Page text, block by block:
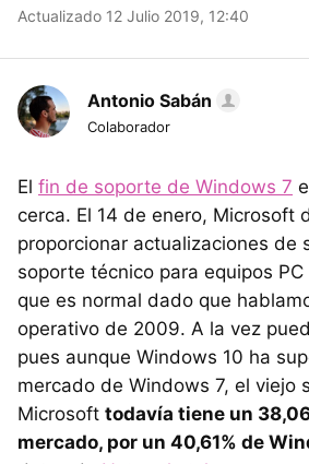
Actualizado 12 Julio 2019, 12:40
Antonio Sabán
Colaborador
El fin de soporte de Windows 7
cerca. El 14 de enero, Microsoft
proporcionar actualizaciones de
soporte técnico para equipos
que es normal dado que
operativo de 2009. A la vez
pues aunque Windows 10 ha
mercado de Windows 7, el viejo
Microsoft todavía tiene un
mercado, por un 40,61% de